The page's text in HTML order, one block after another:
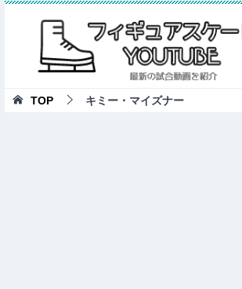
TOP キミー・マイズナー